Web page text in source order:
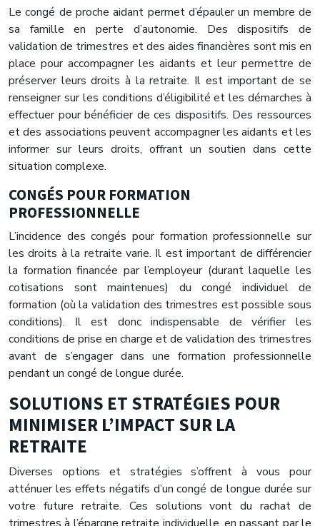
Le congé de proche aidant permet d’épauler un membre de
sa famille en perte d’autonomie. Des dispositifs de
validation de trimestres et des aides financières sont mis en
place pour accompagner les aidants et leur permettre de
préserver leurs droits à la retraite. Il est important de se
renseigner sur les conditions d’éligibilité et les démarches à
effectuer pour bénéficier de ces dispositifs. Des ressources
et des associations peuvent accompagner les aidants et les
informer sur leurs droits, offrant un soutien dans cette
situation complexe.
CONGÉS POUR FORMATION
PROFESSIONNELLE
L’incidence des congés pour formation professionnelle sur
les droits à la retraite varie. Il est important de différencier
la formation financée par l’employeur (durant laquelle les
cotisations sont maintenues) du congé individuel de
formation (où la validation des trimestres est possible sous
conditions). Il est donc indispensable de vérifier les
conditions de prise en charge et de validation des trimestres
avant de s’engager dans une formation professionnelle
pendant un congé de longue durée.
SOLUTIONS ET STRATÉGIES POUR
MINIMISER L’IMPACT SUR LA
RETRAITE
Diverses options et stratégies s’offrent à vous pour
atténuer les effets négatifs d’un congé de longue durée sur
votre future retraite. Ces solutions vont du rachat de